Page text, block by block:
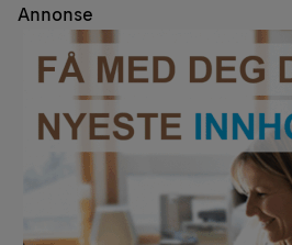
Annonse